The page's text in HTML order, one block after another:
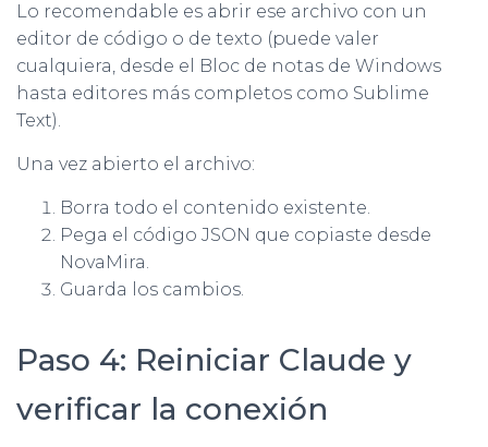
Lo recomendable es abrir ese archivo con un
editor de código o de texto (puede valer
cualquiera, desde el Bloc de notas de Windows
hasta editores más completos como Sublime
Text).
Una vez abierto el archivo:
Borra todo el contenido existente.
Pega el código JSON que copiaste desde
NovaMira.
Guarda los cambios.
Paso 4: Reiniciar Claude y
verificar la conexión